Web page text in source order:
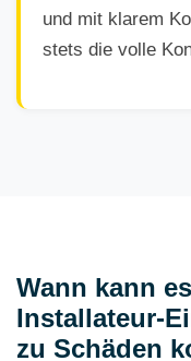
und mit klarem
stets die volle
Wann kann
Installateur-
zu Schäden